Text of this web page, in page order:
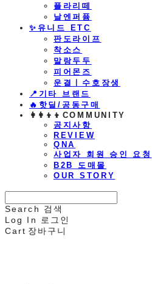
플라리떼
날엔퍼퓸
​✨유니드 ETC
판도라이프
착소스
말랑두두
피어몬즈
운결ㅣ수호장생
📍기타 브랜드
🔥핫딜/공동구매
👩‍👩‍👦‍👦COMMUNITY
공지사항
REVIEW
QNA
사업자 회원 승인 요청
B2B 도매몰
OUR STORY
Search
검색
Log In
로그인
Cart 장바구니